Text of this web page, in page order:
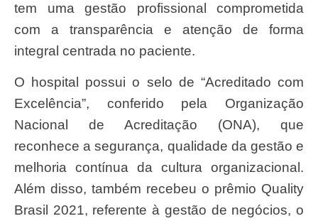
tem uma gestão profissional comprometida
com a transparência e atenção de forma
integral centrada no paciente.
O hospital possui o selo de “Acreditado com
Excelência”, conferido pela Organização
Nacional de Acreditação (ONA), que
reconhece a segurança, qualidade da gestão e
melhoria contínua da cultura organizacional.
Além disso, também recebeu o prêmio Quality
Brasil 2021, referente à gestão de negócios, o